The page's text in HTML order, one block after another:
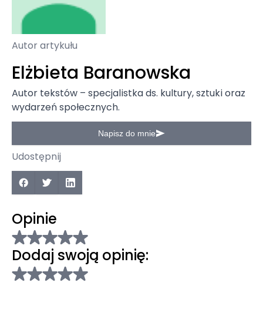
Autor artykułu
Elżbieta Baranowska
Autor tekstów – specjalistka ds. kultury, sztuki oraz
wydarzeń społecznych.
Napisz do mnie
Udostępnij
Opinie
Dodaj swoją opinię: